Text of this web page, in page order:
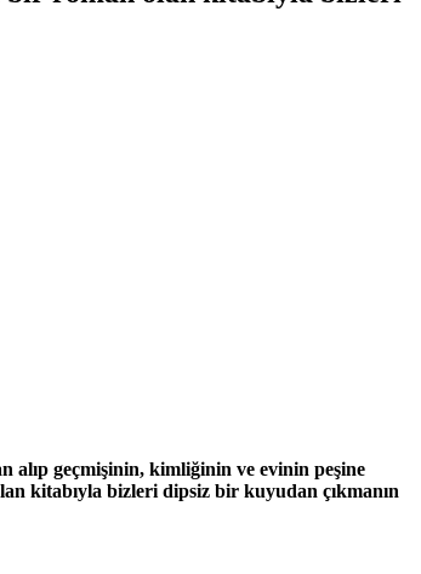
alıp geçmişinin, kimliğinin ve evinin peşine
kitabıyla bizleri dipsiz bir kuyudan çıkmanın